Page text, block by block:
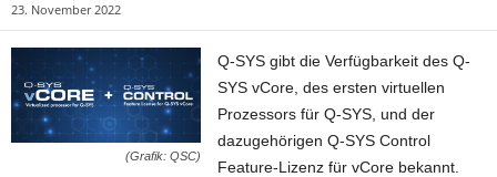
23. November 2022
(Grafik: QSC)
Q-SYS gibt die Verfügbarkeit des Q-
SYS vCore, des ersten virtuellen
Prozessors für Q-SYS, und der
dazugehörigen Q-SYS Control
Feature-Lizenz für vCore bekannt.